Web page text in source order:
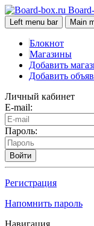
Left menu bar Main
Блокнот
Магазины
Добавить
Добавить
Личный кабинет
E-mail:
Пароль:
Войти
Регистрация
Напомнить пароль
Навигация